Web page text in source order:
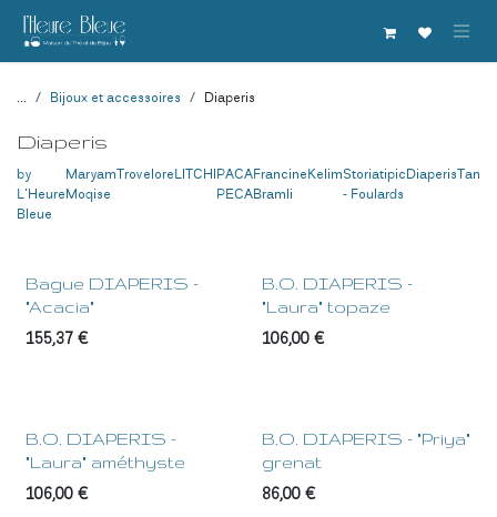
Se rendre au contenu
... Bijoux et accessoires Diaperis
Diaperis
by
L'Heure
Bleue
Maryam
Moqise
TroveloreLITCHIPACA
PECA
Francine
Bramli
KelimStoriatipic
- Foulards
DiaperisTanuki
Bague DIAPERIS -
"Acacia"
155,37€
B.O. DIAPERIS -
"Laura" topaze
106,00€
B.O. DIAPERIS -
"Laura" améthyste
106,00€
B.O. DIAPERIS - "Priya"
grenat
86,00€